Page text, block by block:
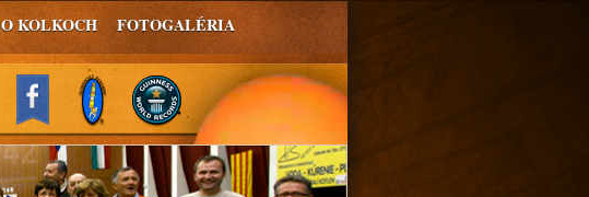
O KOLKOCH FOTOGALÉRIA